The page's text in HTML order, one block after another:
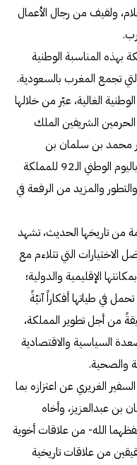
ولفيف من رجال الأعمال
بهذه المناسبة الوطنية
تجمع المغرب بالسعودية.
الغالية، عبّر من خلالها
الشريفين الملك
محمد بن سلمان بن
عبدالعزيز، وإلى الشعب السعودي الكريم، باليوم الوطني الـ92 للمملكة
والمزيد من الرفعة في
من تاريخها الحديث، تشهد
الاختيارات التي تتلاءم مع
الإقليمية والدولية؛
رؤية المملكة 2030 التي تحمل في طياتها أفكاراً آنيّةً
من أجل تطوير المملكة،
السياسية والاقتصادية
والصحية.
الغريري عن اعتزازه بما
بن عبدالعزيز، وأخاه
الله- من علاقات أخوية
من علاقات تاريخية